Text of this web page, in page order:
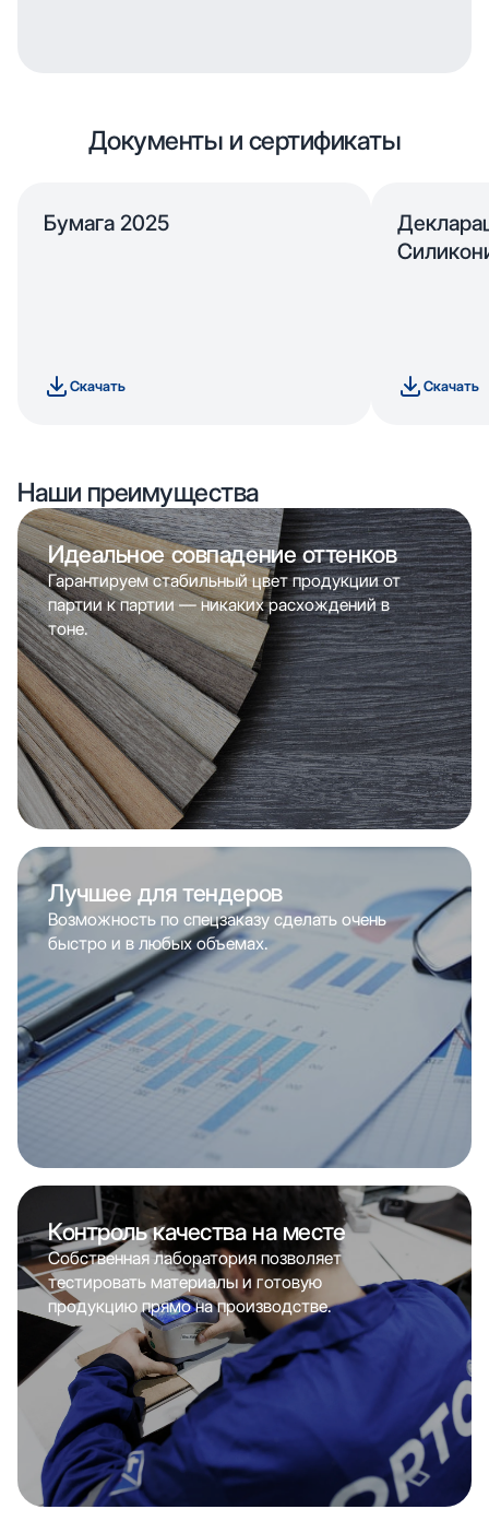
Документы и сертификаты
Бумага 2025
Скачать Скачать
Наши преимущества
Идеальное совпадение оттенков
Гарантируем стабильный цвет продукции от
партии к партии — никаких расхождений в
тоне.
Лучшее для тендеров
Возможность по спецзаказу сделать очень
быстро и в любых объемах.
Контроль качества на месте
Собственная лаборатория позволяет
тестировать материалы и готовую
продукцию прямо на производстве.